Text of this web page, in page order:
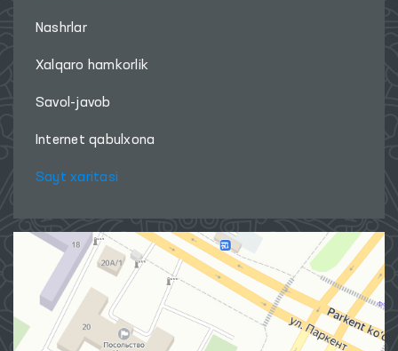
Nashrlar
Xalqaro hamkorlik
Savol-javob
Internet qabulxona
Sayt xaritasi